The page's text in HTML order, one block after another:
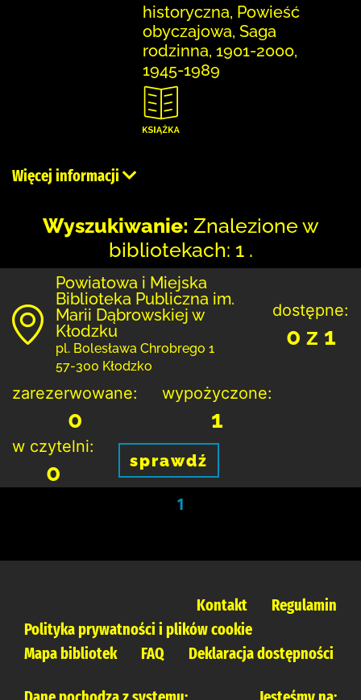
historyczna, Powieść
obyczajowa, Saga
rodzinna, 1901-2000,
1945-1989
Więcej informacji
Wyszukiwanie: Znalezione w
bibliotekach: 1 .
Powiatowa i Miejska
Biblioteka Publiczna im.
Marii Dąbrowskiej w
Kłodzku
pl. Bolesława Chrobrego 1
57-300 Kłodzko
dostępne:
0 z 1
zarezerwowane:
0
wypożyczone:
1
w czytelni:
0 sprawdź
1
Kontakt
Regulamin
Polityka prywatności i plików cookie
Mapa bibliotek
FAQ Deklaracja dostępności